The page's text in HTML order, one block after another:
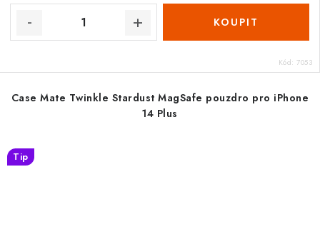
Kód: 7053
Case Mate Twinkle Stardust MagSafe pouzdro pro iPhone
14 Plus
Tip